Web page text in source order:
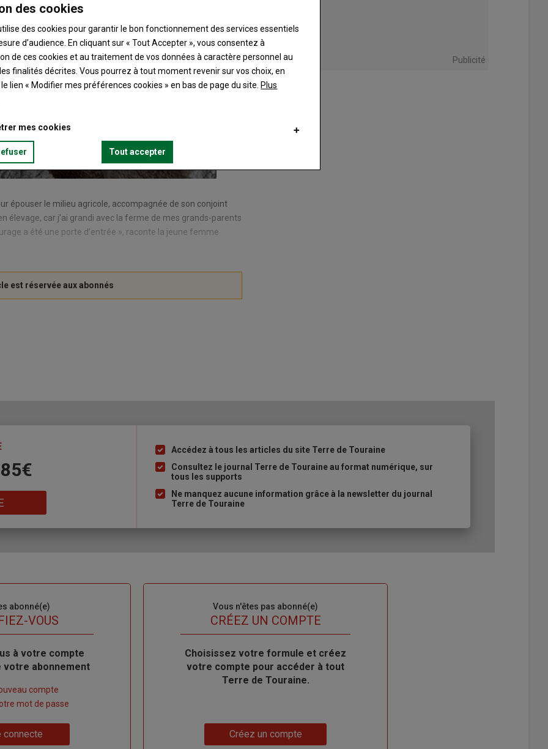
épouser le milieu agricole, accompagnée de son conjoint
élevage, car j’ai grandi avec la ferme de mes grands-parents
a été une porte d’entrée », raconte la jeune femme
Publicité
Liste
à
puce
Accédez à tous les articles du site Terre de Touraine
Consultez le journal Terre de Touraine au format numérique, sur
tous les supports
Ne manquez aucune information grâce à la newsletter du journal
Terre de Touraine
abonné(e)
VOUS
à votre compte
abonnement
compte
mot de passe
connecte
Vous n'êtes pas abonné(e)
TITRECRÉEZ UN COMPTE
Body
Choisissez votre formule et créez
votre compte pour accéder à tout
Terre de Touraine.
Créez un compte
des cookies
des cookies pour garantir le bon fonctionnement des services essentiels
d’audience. En cliquant sur « Tout Accepter », vous consentez à
de ces cookies et au traitement de vos données à caractère personnel au
finalités décrites. Vous pourrez à tout moment revenir sur vos choix, en
lien « Modifier mes préférences cookies » en bas de page du site. Plus
mes cookies
Tout accepter